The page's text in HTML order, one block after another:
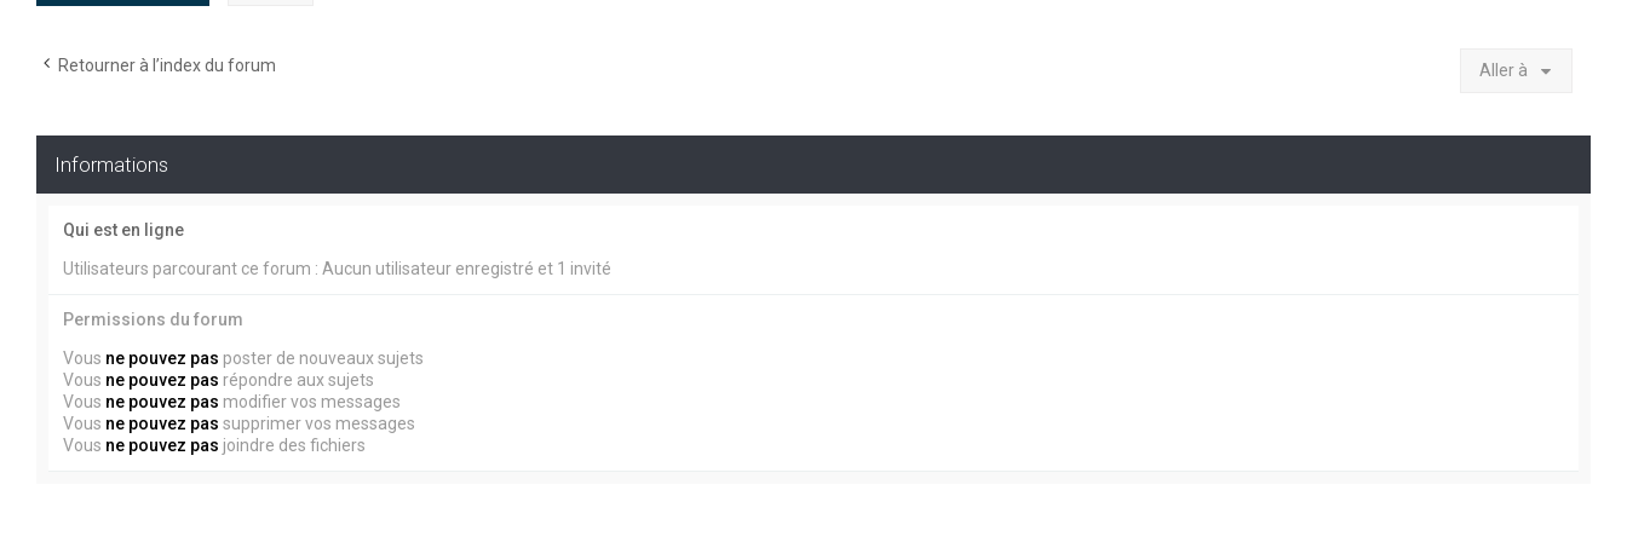
Retourner à l’index du forum Aller à
Informations
Qui est en ligne
Utilisateurs parcourant ce forum : Aucun utilisateur enregistré et 1 invité
Permissions du forum
Vous ne pouvez pas poster de nouveaux sujets
Vous ne pouvez pas répondre aux sujets
Vous ne pouvez pas modifier vos messages
Vous ne pouvez pas supprimer vos messages
Vous ne pouvez pas joindre des fichiers